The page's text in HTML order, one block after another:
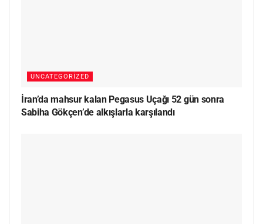
UNCATEGORIZED
İran’da mahsur kalan Pegasus Uçağı 52 gün sonra
Sabiha Gökçen’de alkışlarla karşılandı